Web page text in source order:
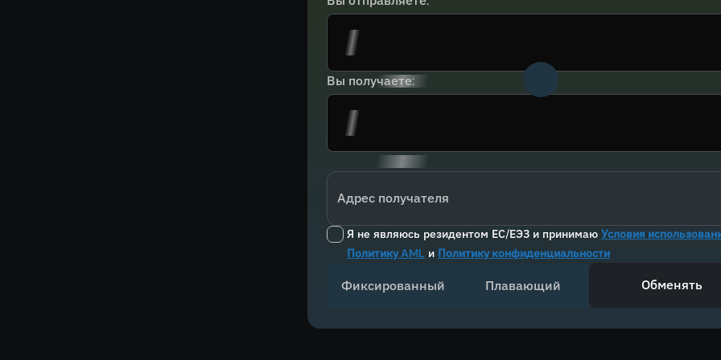
Вы получаете:
Адрес получателя
Я не являюсь резидентом ЕС/ЕЭЗ и принимаю Условия
Политику AML и Политику конфиденциальности
Фиксированный Плавающий Обменять